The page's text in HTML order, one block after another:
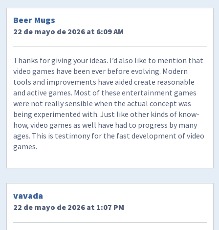
Beer Mugs
22 de mayo de 2026 at 6:09 AM
Thanks for giving your ideas. I’d also like to mention that
video games have been ever before evolving. Modern
tools and improvements have aided create reasonable
and active games. Most of these entertainment games
were not really sensible when the actual concept was
being experimented with. Just like other kinds of know-
how, video games as well have had to progress by many
ages. This is testimony for the fast development of video
games.
vavada
22 de mayo de 2026 at 1:07 PM